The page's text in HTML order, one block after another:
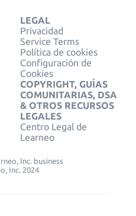
LEGAL
Privacidad
Service Terms
Política de cookies
Configuración de
Cookies
COPYRIGHT, GUÍAS
COMUNITARIAS, DSA
& OTROS RECURSOS
LEGALES
Centro Legal de
Learneo
Inc. business
Inc. 2024